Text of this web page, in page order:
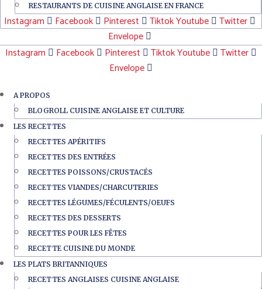
RESTAURANTS DE CUISINE ANGLAISE EN FRANCE
Instagram Facebook Pinterest TiktokYoutube
Twitter
Envelope
Instagram
Facebook Pinterest TiktokYoutube
Twitter
Envelope
A PROPOS
BLOGROLL CUISINE ANGLAISE ET CULTURE
LES RECETTES
RECETTES APÉRITIFS
RECETTES DES ENTRÉES
RECETTES POISSONS/CRUSTACÉS
RECETTES VIANDES/CHARCUTERIES
RECETTES LÉGUMES/FÉCULENTS/OEUFS
RECETTES DES DESSERTS
RECETTES POUR LES FÊTES
RECETTE CUISINE DU MONDE
LES PLATS BRITANNIQUES
RECETTES ANGLAISES CUISINE ANGLAISE